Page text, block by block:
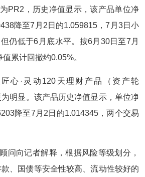
PR2，历史净值显示，该产品单位净
降至7月2日的1.059815，7月3日小
仍低于6月底水平。按6月30日至7月
累计回撤约0.05%。
心·灵动120天理财产品（资产轮
明显。该产品历史净值显示，单位净
降至7月2日的1.014345，两个交易
问向记者解释，根据风险等级划分，
、国债等安全性较高、流动性较好的